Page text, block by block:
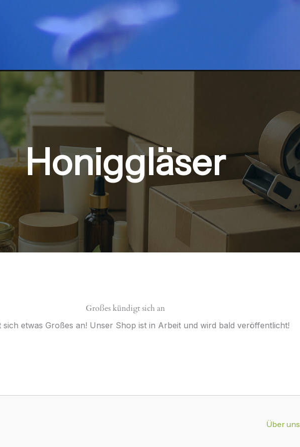
Honiggläser
Großes kündigt sich an
sich etwas Großes an! Unser Shop ist in Arbeit und wird bald veröffentlicht!
Über uns